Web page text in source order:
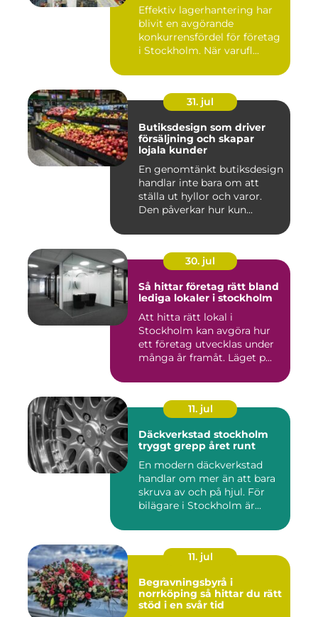
Effektiv lagerhantering har
blivit en avgörande
konkurrensfördel för företag
i Stockholm. När varufl...
31. jul
Butiksdesign som driver
försäljning och skapar
lojala kunder
En genomtänkt butiksdesign
handlar inte bara om att
ställa ut hyllor och varor.
Den påverkar hur kun...
30. jul
Så hittar företag rätt bland
lediga lokaler i stockholm
Att hitta rätt lokal i
Stockholm kan avgöra hur
ett företag utvecklas under
många år framåt. Läget p...
11. jul
Däckverkstad stockholm
tryggt grepp året runt
En modern däckverkstad
handlar om mer än att bara
skruva av och på hjul. För
bilägare i Stockholm är...
11. jul
Begravningsbyrå i
norrköping så hittar du rätt
stöd i en svår tid